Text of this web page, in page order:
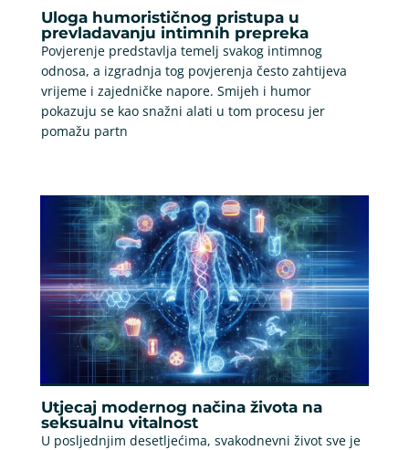
Uloga humorističnog pristupa u
prevladavanju intimnih prepreka
Povjerenje predstavlja temelj svakog intimnog
odnosa, a izgradnja tog povjerenja često zahtijeva
vrijeme i zajedničke napore. Smijeh i humor
pokazuju se kao snažni alati u tom procesu jer
pomažu partn
Utjecaj modernog načina života na
seksualnu vitalnost
U posljednjim desetljećima, svakodnevni život sve je